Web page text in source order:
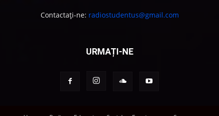
Contactați-ne: radiostudentus@gmail.com
URMAȚI-NE